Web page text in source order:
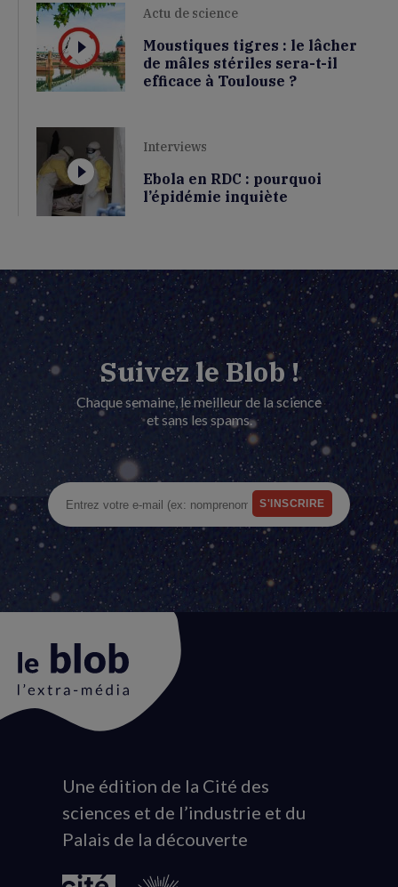
Actu de science
Moustiques tigres : le lâcher
de mâles stériles sera-t-il
efficace à Toulouse ?
Interviews
Ebola en RDC : pourquoi
l’épidémie inquiète
Suivez le Blob !
Chaque semaine, le meilleur de la science
et sans les spams.
Animation
du
logo
Une édition de la Cité des
sciences et de l’industrie et du
Palais de la découverte